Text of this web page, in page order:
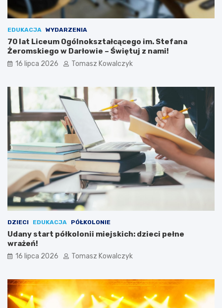
EDUKACJA WYDARZENIA
70 lat Liceum Ogólnokształcącego im. Stefana
Żeromskiego w Darłowie – Świętuj z nami!
16 lipca 2026 Tomasz Kowalczyk
DZIECI EDUKACJA PÓŁKOLONIE
Udany start półkolonii miejskich: dzieci pełne
wrażeń!
16 lipca 2026 Tomasz Kowalczyk